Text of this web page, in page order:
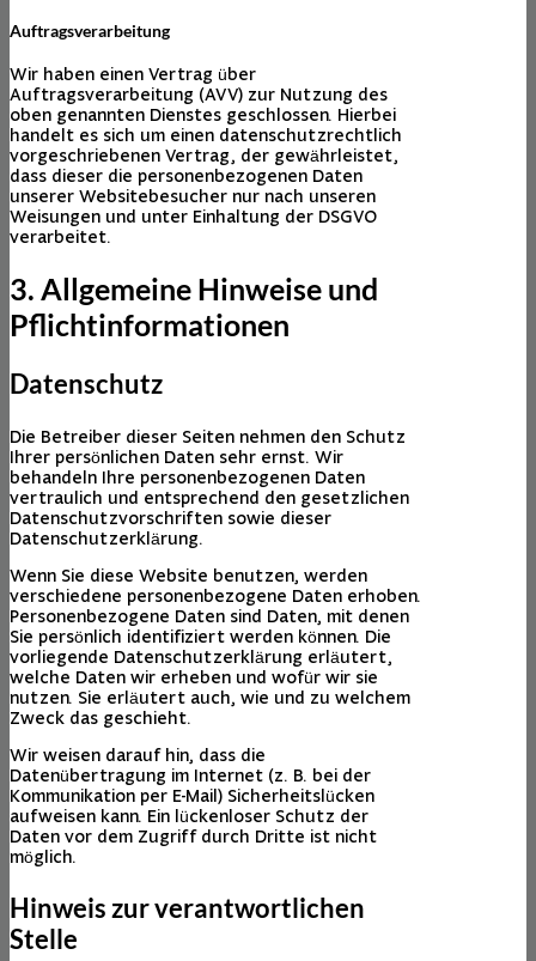
Auftragsverarbeitung
Wir haben einen Vertrag über
Auftragsverarbeitung (AVV) zur Nutzung des
oben genannten Dienstes geschlossen. Hierbei
handelt es sich um einen datenschutzrechtlich
vorgeschriebenen Vertrag, der gewährleistet,
dass dieser die personenbezogenen Daten
unserer Websitebesucher nur nach unseren
Weisungen und unter Einhaltung der DSGVO
verarbeitet.
3. Allgemeine Hinweise und
Pflicht­informationen
Datenschutz
Die Betreiber dieser Seiten nehmen den Schutz
Ihrer persönlichen Daten sehr ernst. Wir
behandeln Ihre personenbezogenen Daten
vertraulich und entsprechend den gesetzlichen
Datenschutzvorschriften sowie dieser
Datenschutzerklärung.
Wenn Sie diese Website benutzen, werden
verschiedene personenbezogene Daten erhoben.
Personenbezogene Daten sind Daten, mit denen
Sie persönlich identifiziert werden können. Die
vorliegende Datenschutzerklärung erläutert,
welche Daten wir erheben und wofür wir sie
nutzen. Sie erläutert auch, wie und zu welchem
Zweck das geschieht.
Wir weisen darauf hin, dass die
Datenübertragung im Internet (z. B. bei der
Kommunikation per E-Mail) Sicherheitslücken
aufweisen kann. Ein lückenloser Schutz der
Daten vor dem Zugriff durch Dritte ist nicht
möglich.
Hinweis zur verantwortlichen
Stelle